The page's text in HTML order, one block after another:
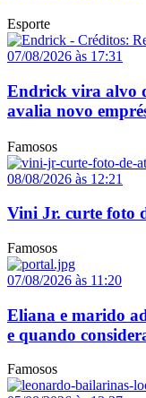
Esporte
07/08/2026 às 17:31
Endrick vira alvo
avalia novo
Famosos
08/08/2026 às 12:21
Vini Jr. curte foto
Famosos
07/08/2026 às 11:20
Eliana e marido
e quando
Famosos